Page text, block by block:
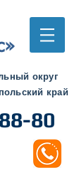
округ
край
80